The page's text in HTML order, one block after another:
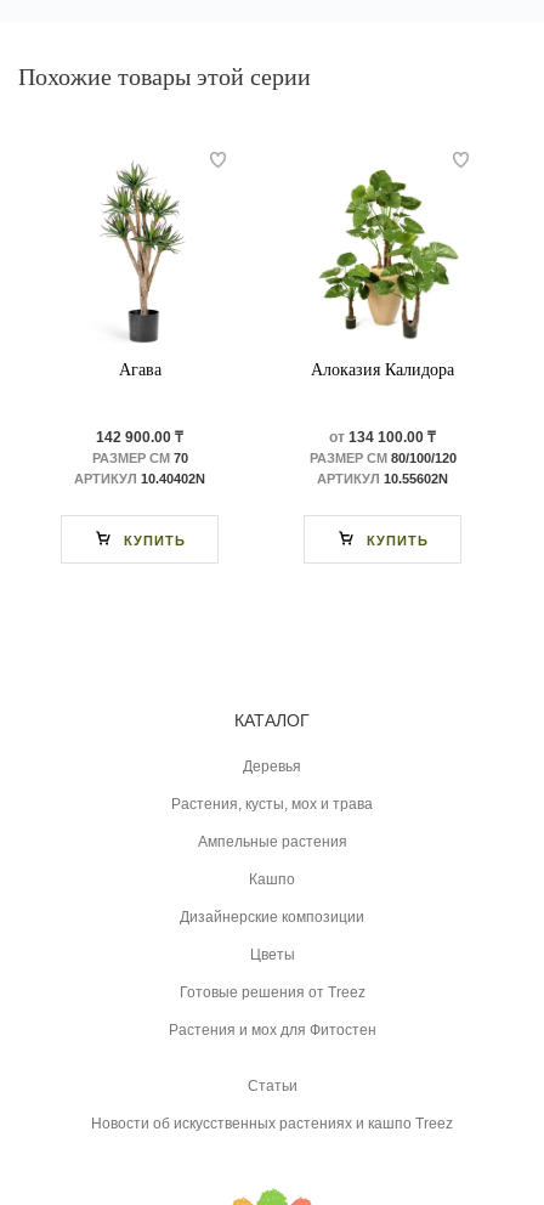
Похожие товары этой серии
Агава
142 900.00 ₸
РАЗМЕР СМ70
АРТИКУЛ 10.40402N
КУПИТЬ
Алоказия Калидора
от 134 100.00 ₸
РАЗМЕР СМ80/100/120
АРТИКУЛ 10.55602N
КУПИТЬ
КАТАЛОГ
Деревья
Растения, кусты, мох и трава
Ампельные растения
Кашпо
Дизайнерские композиции
Цветы
Готовые решения от Treez
Растения и мох для Фитостен
Статьи
Новости об искусственных растениях и кашпо Treez